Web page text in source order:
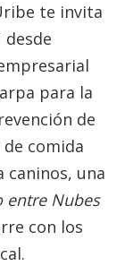
te invita
desde
para la
de
comida
una
entre Nubes
con los